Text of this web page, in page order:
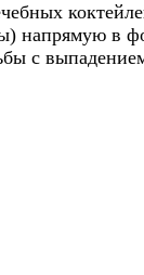
напрямую в
с